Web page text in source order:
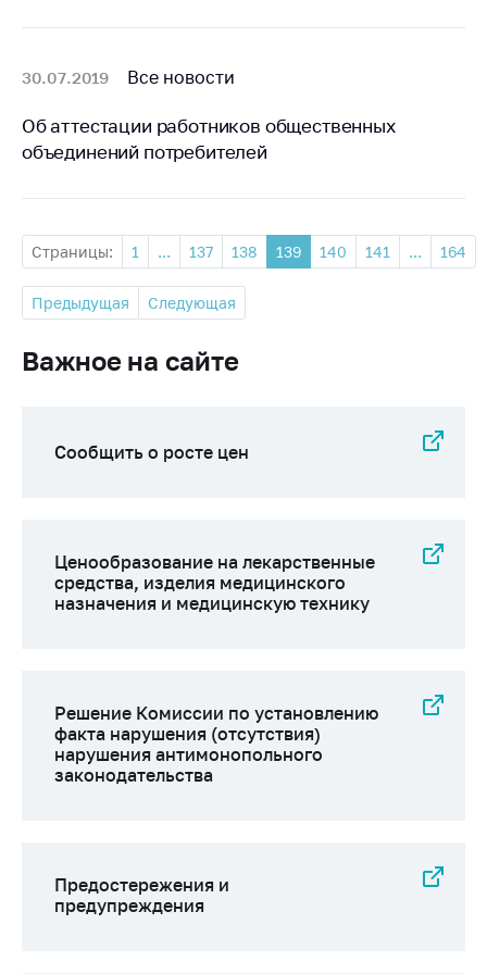
30.07.2019 Все новости
Об аттестации работников общественных
объединений потребителей
Страницы: 1 ... 137 138 139 140 141 ... 164
Предыдущая Следующая
Важное на сайте
Сообщить о росте цен
Ценообразование на лекарственные
средства, изделия медицинского
назначения и медицинскую технику
Решение Комиссии по установлению
факта нарушения (отсутствия)
нарушения антимонопольного
законодательства
Предостережения и
предупреждения